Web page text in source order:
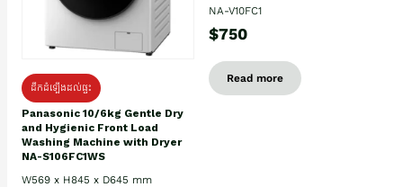
ដឹកដំឡើងដល់ផ្ទះ
Panasonic 10/6kg Gentle Dry
and Hygienic Front Load
Washing Machine with Dryer
NA-S106FC1WS
W569 x H845 x D645 mm
NA-V10FC1
$750
Read more